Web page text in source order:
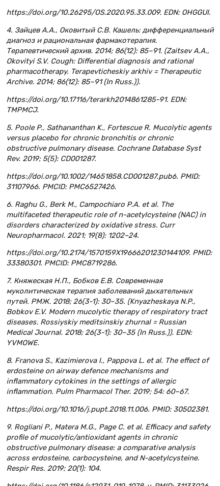
https://doi.org/10.26295/OS.2020.95.33.009. EDN: OHGGUI.
4. Зайцев А.А., Оковитый С.В. Кашель: дифференциальный
диагноз и рациональная фармакотерапия.
Терапевтический архив. 2014; 86(12): 85–91. (Zaitsev A.A.,
Okovityi S.V. Cough: Differential diagnosis and rational
pharmacotherapy. Terapevticheskiy arkhiv = Therapeutic
Archive. 2014; 86(12): 85–91 (In Russ.)).
https://doi.org/10.17116/terarkh2014861285-91. EDN:
TMPMCJ.
5. Poole P., Sathananthan K., Fortescue R. Mucolytic agents
versus placebo for chronic bronchitis or chronic
obstructive pulmonary disease. Cochrane Database Syst
Rev. 2019; 5(5): CD001287.
https://doi.org/10.1002/14651858.CD001287.pub6. PMID:
31107966. PMCID: PMC6527426.
6. Raghu G., Berk M., Campochiaro P.A. et al. The
multifaceted therapeutic role of n-acetylcysteine (NAC) in
disorders characterized by oxidative stress. Curr
Neuropharmacol. 2021; 19(8): 1202–24.
https://doi.org/10.2174/1570159X19666201230144109. PMID:
33380301. PMCID: PMC8719286.
7. Княжеская Н.П., Бобков Е.В. Современная
муколитическая терапия заболеваний дыхательных
путей. РМЖ. 2018; 26(3-1): 30–35. (Knyazheskaya N.P.,
Bobkov E.V. Modern mucolytic therapy of respiratory tract
diseases. Rossiyskiy meditsinskiy zhurnal = Russian
Medical Journal. 2018; 26(3-1): 30–35 (In Russ.)). EDN:
YVMOWE.
8. Franova S., Kazimierova I., Pappova L. et al. The effect of
erdosteine on airway defence mechanisms and
inflammatory cytokines in the settings of allergic
inflammation. Pulm Pharmacol Ther. 2019; 54: 60–67.
https://doi.org/10.1016/j.pupt.2018.11.006. PMID: 30502381.
9. Rogliani P., Matera M.G., Page C. et al. Efficacy and safety
profile of mucolytic/antioxidant agents in chronic
obstructive pulmonary disease: a comparative analysis
across erdosteine, carbocysteine, and N-acetylcysteine.
Respir Res. 2019; 20(1): 104.